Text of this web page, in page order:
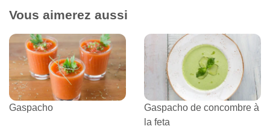
Vous aimerez aussi
Gaspacho
Gaspacho de concombre à
la feta